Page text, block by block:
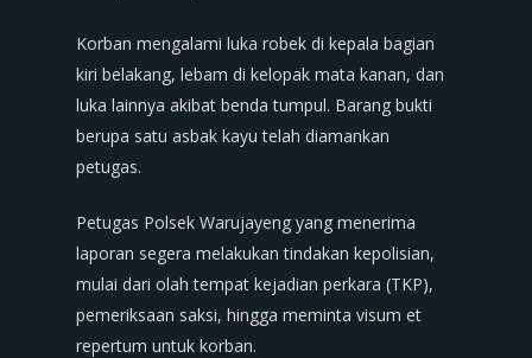
Korban mengalami luka robek di kepala bagian
kiri belakang, lebam di kelopak mata kanan, dan
luka lainnya akibat benda tumpul. Barang bukti
berupa satu asbak kayu telah diamankan
petugas.
Petugas Polsek Warujayeng yang menerima
laporan segera melakukan tindakan kepolisian,
mulai dari olah tempat kejadian perkara (TKP),
pemeriksaan saksi, hingga meminta visum et
repertum untuk korban.